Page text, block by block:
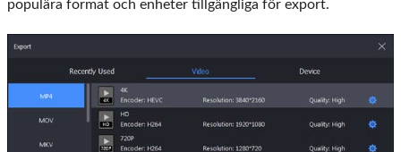
populära format och enheter tillgängliga för export.